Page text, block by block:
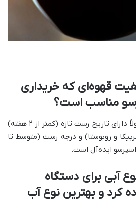
قهوه‌ای که خریداری
مناسب است؟
قهوه مناسب اسپرسو معمولاً دارای تاریخ رست تازه (کمتر از ۲ هفته)
و روبوستا) و درجه رست (متوسط تا
ایده‌آل است.
آبی برای دستگاه
کرد و بهترین نوع آب